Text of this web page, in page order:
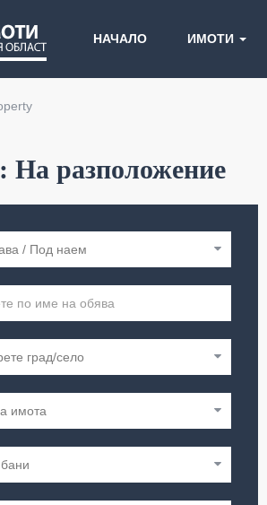
НАЧАЛО ИМОТИ
На разположение